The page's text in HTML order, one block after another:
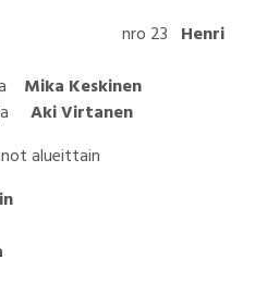
nro 23 Henri
Mika Keskinen
Aki Virtanen
alueittain